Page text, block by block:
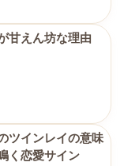
甘えん坊な理由
ツインレイの意味
く恋愛サイン